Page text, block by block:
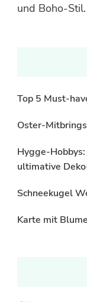
und Boho-
Top 5 Must-
Oster-
Hygge-
ultimative
Schneekugel
Karte mit